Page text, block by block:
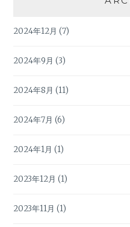
2024年12月 (7)
2024年9月 (3)
2024年8月 (11)
2024年7月 (6)
2024年1月 (1)
2023年12月 (1)
2023年11月 (1)